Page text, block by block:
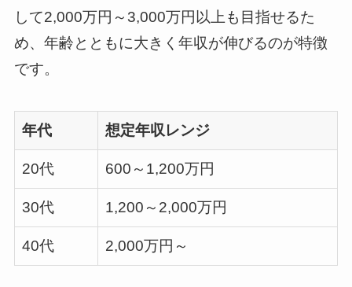
して2,000万円～3,000万円以上も目指せるた
め、年齢とともに大きく年収が伸びるのが特徴
です。
年代 想定年収レンジ
20代 600～1,200万円
30代 1,200～2,000万円
40代 2,000万円～